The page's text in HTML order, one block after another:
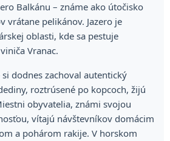
Balkánu – známe ako útočisko
vrátane pelikánov. Jazero je
oblasti, kde sa pestuje
Vranac.
dodnes zachoval autentický
roztrúsené po kopcoch, žijú
obyvatelia, známi svojou
vítajú návštevníkov domácim
a pohárom rakije. V horskom